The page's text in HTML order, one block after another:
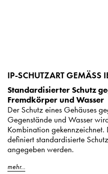
IP-SCHUTZART GEMÄSS
Standardisierter Schutz
Fremdkörper und Wasser
Der Schutz eines Gehäuses
Gegenstände und Wasser
Kombination gekennzeichnet.
definiert standardisierte
angegeben werden.
mehr...